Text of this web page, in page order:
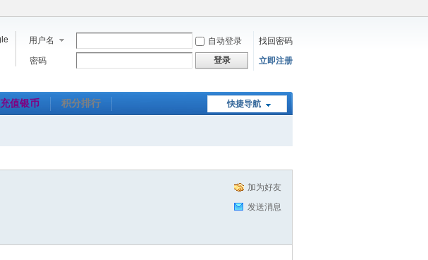
用户名 自动登录
找回密码
密码
登录 立即注册
快捷导航
充值银币 积分排行
加为好友
发送消息